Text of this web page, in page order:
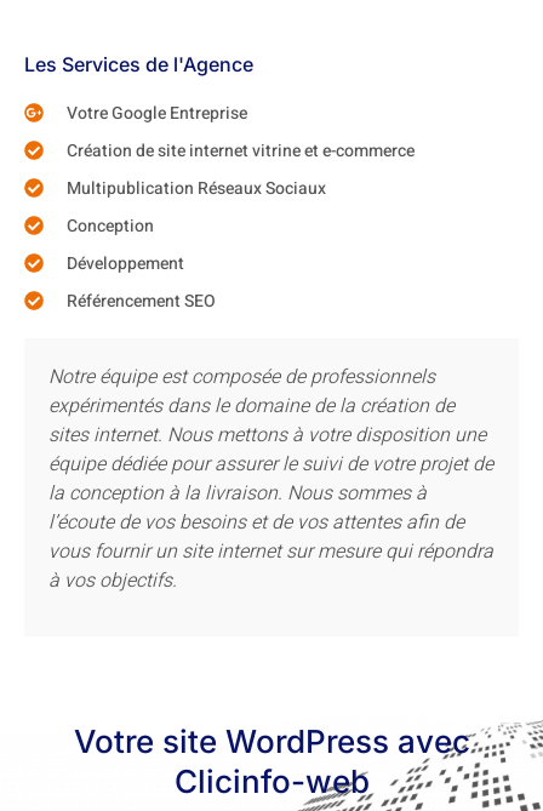
Les Services de l'Agence
Votre Google Entreprise
Création de site internet vitrine et e-commerce
Multipublication Réseaux Sociaux
Conception
Développement
Référencement SEO
Notre équipe est composée de professionnels
expérimentés dans le domaine de la création de
sites internet. Nous mettons à votre disposition une
équipe dédiée pour assurer le suivi de votre projet de
la conception à la livraison. Nous sommes à
l’écoute de vos besoins et de vos attentes afin de
vous fournir un site internet sur mesure qui répondra
à vos objectifs.
Votre site WordPress avec
Clicinfo-web